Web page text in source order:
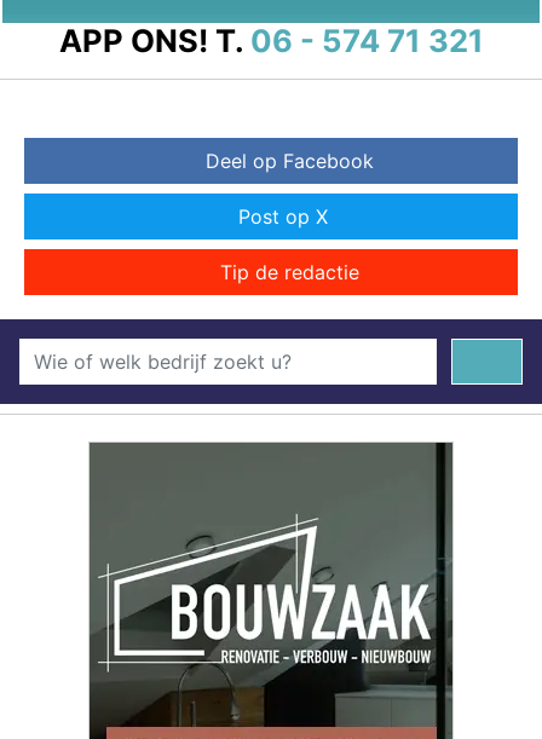
APP ONS! T. 06 - 574 71 321
Deel op Facebook
Post op X
Tip de redactie